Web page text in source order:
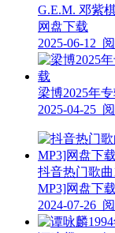
G.E.M. 邓紫
网盘下载
2025-06-12
梁博2025年
2025-04-25
抖音热门歌曲
MP3]网盘下载
2024-07-26